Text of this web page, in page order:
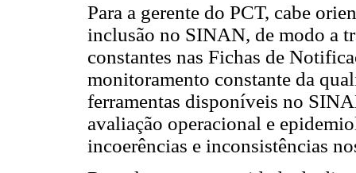
Para a gerente do PCT, cabe
inclusão no SINAN, de modo a
constantes nas Fichas de
monitoramento constante da
ferramentas disponíveis no
avaliação operacional e
incoerências e inconsistências